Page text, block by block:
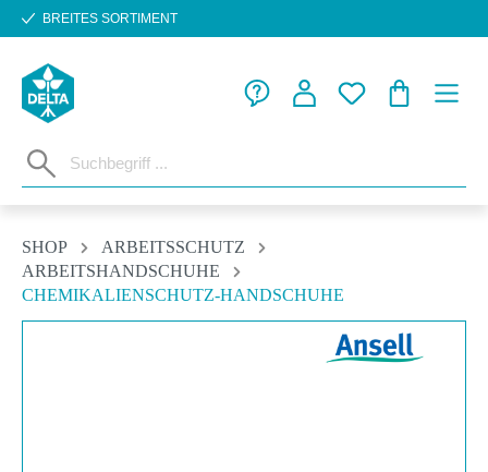
Zum Hauptinhalt springen
BREITES SORTIMENT
SHOP
ARBEITSSCHUTZ
ARBEITSHANDSCHUHE
CHEMIKALIENSCHUTZ-HANDSCHUHE